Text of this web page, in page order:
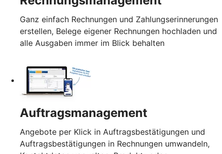
Ganz einfach Rechnungen und Zahlungserinnerungen
erstellen, Belege eigener Rechnungen hochladen und
alle Ausgaben immer im Blick behalten
Auftragsmanagement
Angebote per Klick in Auftragsbestätigungen und
Auftragsbestätigungen in Rechnungen umwandeln,